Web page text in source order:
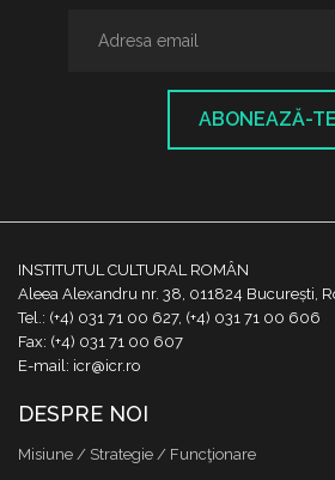
ABONEAZĂ-TE
INSTITUTUL CULTURAL ROMÂN
Aleea Alexandru nr. 38, 011824 București,
Tel.: (+4) 031 71 00 627, (+4) 031 71 00 606
Fax: (+4) 031 71 00 607
E-mail: icr@icr.ro
DESPRE NOI
Misiune / Strategie / Funcţionare